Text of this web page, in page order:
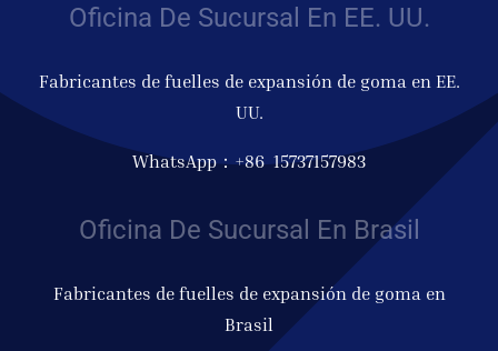
Oficina De Sucursal En EE. UU.
Fabricantes de fuelles de expansión de goma en EE.
UU.
WhatsApp：+86 15737157983
Oficina De Sucursal En Brasil
Fabricantes de fuelles de expansión de goma en
Brasil